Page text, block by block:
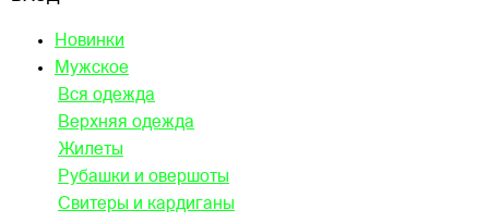
Новинки
Мужское
Вся одежда
Верхняя одежда
Жилеты
Рубашки и овершоты
Свитеры и кардиганы